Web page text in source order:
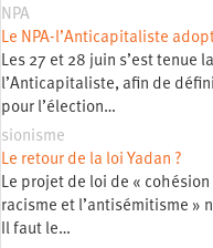
NPA
Le NPA-l’Anticapitaliste
Les 27 et 28 juin s’est tenue
l’Anticapitaliste, afin de
pour l’élection…
sionisme
Le retour de la loi Yadan ?
Le projet de loi de «
racisme et l’antisémitisme »
Il faut le…